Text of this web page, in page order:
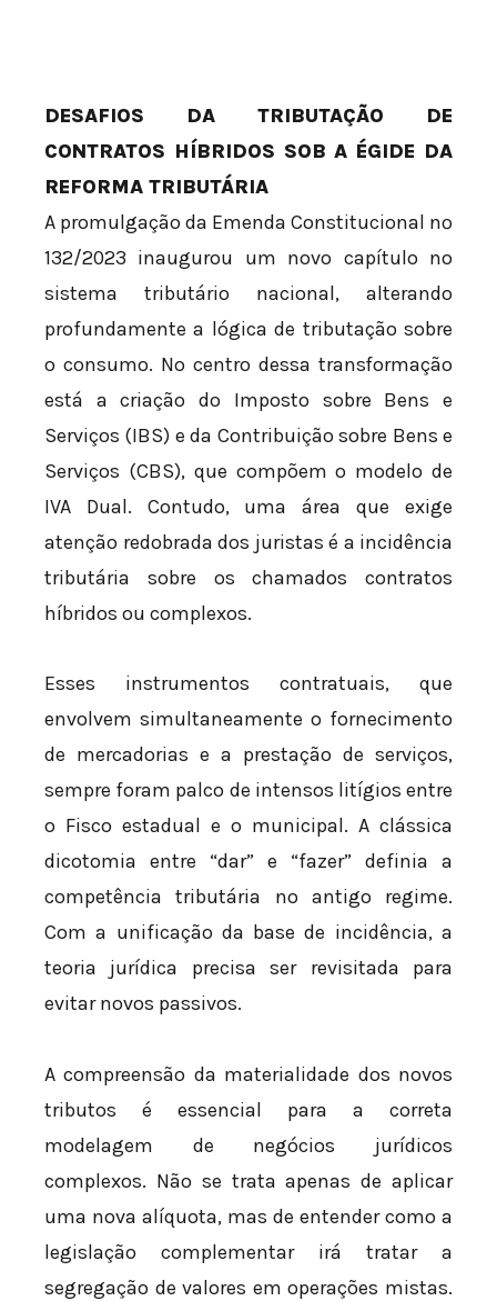
DESAFIOS DA TRIBUTAÇÃO DE
CONTRATOS HÍBRIDOS SOB A ÉGIDE DA
REFORMA TRIBUTÁRIA
A promulgação da Emenda Constitucional nº
132/2023 inaugurou um novo capítulo no
sistema tributário nacional, alterando
profundamente a lógica de tributação sobre
o consumo. No centro dessa transformação
está a criação do Imposto sobre Bens e
Serviços (IBS) e da Contribuição sobre Bens e
Serviços (CBS), que compõem o modelo de
IVA Dual. Contudo, uma área que exige
atenção redobrada dos juristas é a incidência
tributária sobre os chamados contratos
híbridos ou complexos.
Esses instrumentos contratuais, que
envolvem simultaneamente o fornecimento
de mercadorias e a prestação de serviços,
sempre foram palco de intensos litígios entre
o Fisco estadual e o municipal. A clássica
dicotomia entre “dar” e “fazer” definia a
competência tributária no antigo regime.
Com a unificação da base de incidência, a
teoria jurídica precisa ser revisitada para
evitar novos passivos.
A compreensão da materialidade dos novos
tributos é essencial para a correta
modelagem de negócios jurídicos
complexos. Não se trata apenas de aplicar
uma nova alíquota, mas de entender como a
legislação complementar irá tratar a
segregação de valores em operações mistas.